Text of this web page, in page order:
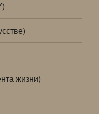
жизни)